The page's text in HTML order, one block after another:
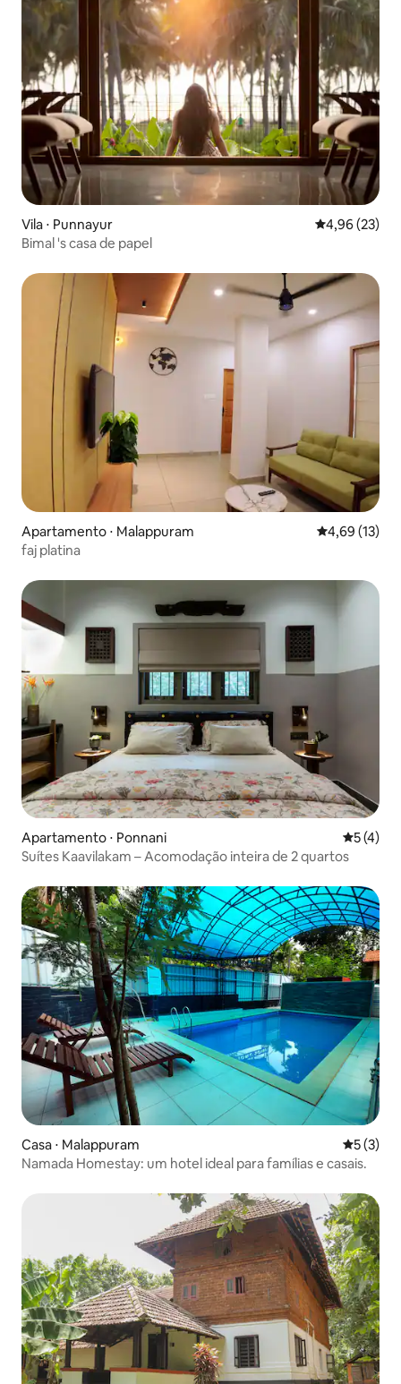
Vila ⋅ Punnayur 4,96 de uma
4,96 (23)
Bimal 's casa de papel
Apartamento ⋅ Malappuram 4,69 de uma
4,69 (13)
faj platina
Apartamento ⋅ Ponnani 5 de
5 (4)
Suítes Kaavilakam – Acomodação inteira de 2 quartos
Casa ⋅ Malappuram 5 de
5 (3)
Namada Homestay: um hotel ideal para famílias e casais.